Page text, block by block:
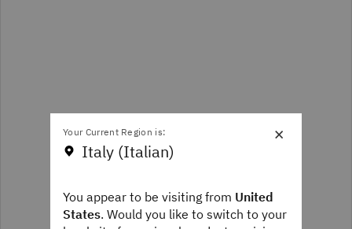
×
Your Current Region is:
Italy (Italian)
You appear to be visiting from United
States. Would you like to switch to your